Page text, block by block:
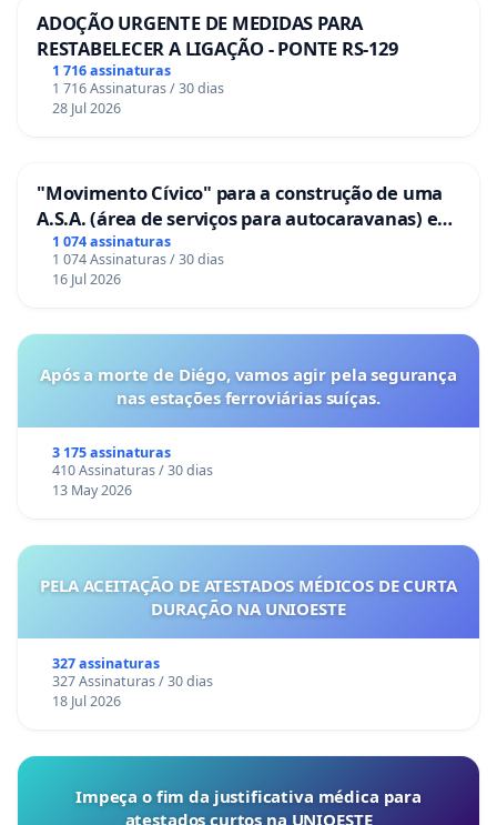
ADOÇÃO URGENTE DE MEDIDAS PARA
RESTABELECER A LIGAÇÃO - PONTE RS-129
1 716 assinaturas
1 716 Assinaturas / 30 dias
28 Jul 2026
"Movimento Cívico" para a construção de uma
A.S.A. (área de serviços para autocaravanas) em
Coimbra
1 074 assinaturas
1 074 Assinaturas / 30 dias
16 Jul 2026
Após a morte de Diégo, vamos agir pela segurança
nas estações ferroviárias suíças.
3 175 assinaturas
410 Assinaturas / 30 dias
13 May 2026
PELA ACEITAÇÃO DE ATESTADOS MÉDICOS DE CURTA
DURAÇÃO NA UNIOESTE
327 assinaturas
327 Assinaturas / 30 dias
18 Jul 2026
Impeça o fim da justificativa médica para
atestados curtos na UNIOESTE